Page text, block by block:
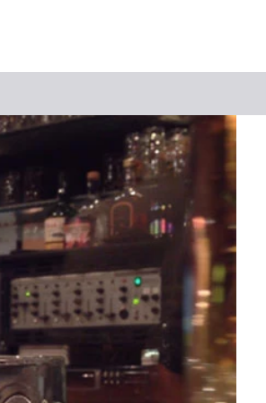
Suchbegriff
Das könnte Sie
Stadtführungen
Tickets
Erlebnisse
Wein
Kultur
Feste